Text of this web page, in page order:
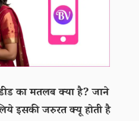
का मतलब क्या है? जाने
इसकी जरुरत क्यू होती है